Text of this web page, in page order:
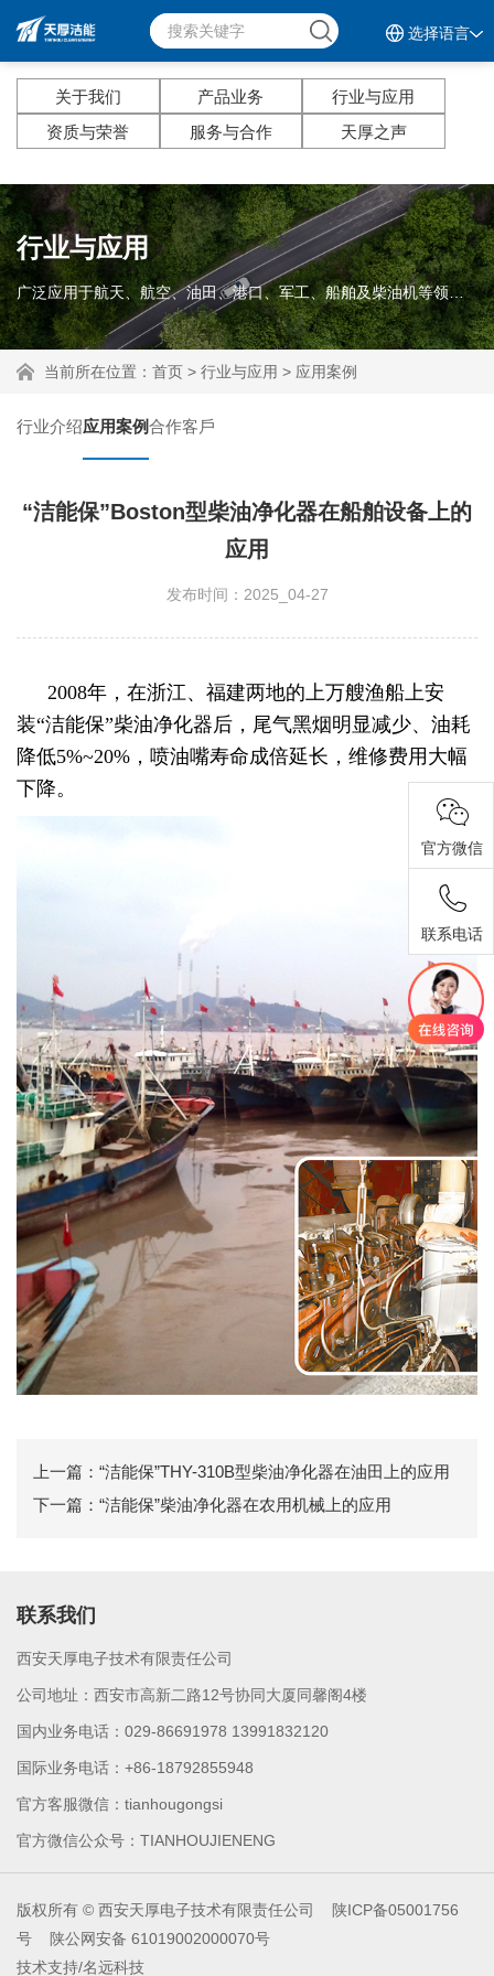
选择语言
关于我们 产品业务
行业与应用
资质与荣誉
服务与合作 天厚之声
行业与应用
广泛应用于航天、航空、油田、港口、军工、船舶及柴油机等领域。
当前所在位置： 首页 > 行业与应用 > 应用案例
行业介绍应用案例合作客戶
“洁能保”Boston型柴油净化器在船舶设备上的
应用
发布时间：2025_04-27
2008年，在浙江、福建两地的上万艘渔船上安
装“洁能保”柴油净化器后，尾气黑烟明显减少、油耗
降低5%~20%，喷油嘴寿命成倍延长，维修费用大幅
下降。
上一篇：“洁能保”THY-310B型柴油净化器在油田上的应用
下一篇：“洁能保”柴油净化器在农用机械上的应用
联系我们
西安天厚电子技术有限责任公司
公司地址：西安市高新二路12号协同大厦同馨阁4楼
国内业务电话：029-86691978 13991832120
国际业务电话：+86-18792855948
官方客服微信：tianhougongsi
官方微信公众号：TIANHOUJIENENG
版权所有 © 西安天厚电子技术有限责任公司
陕ICP备05001756
号
陕公网安备 61019002000070号
技术支持/名远科技
官方微信
联系电话